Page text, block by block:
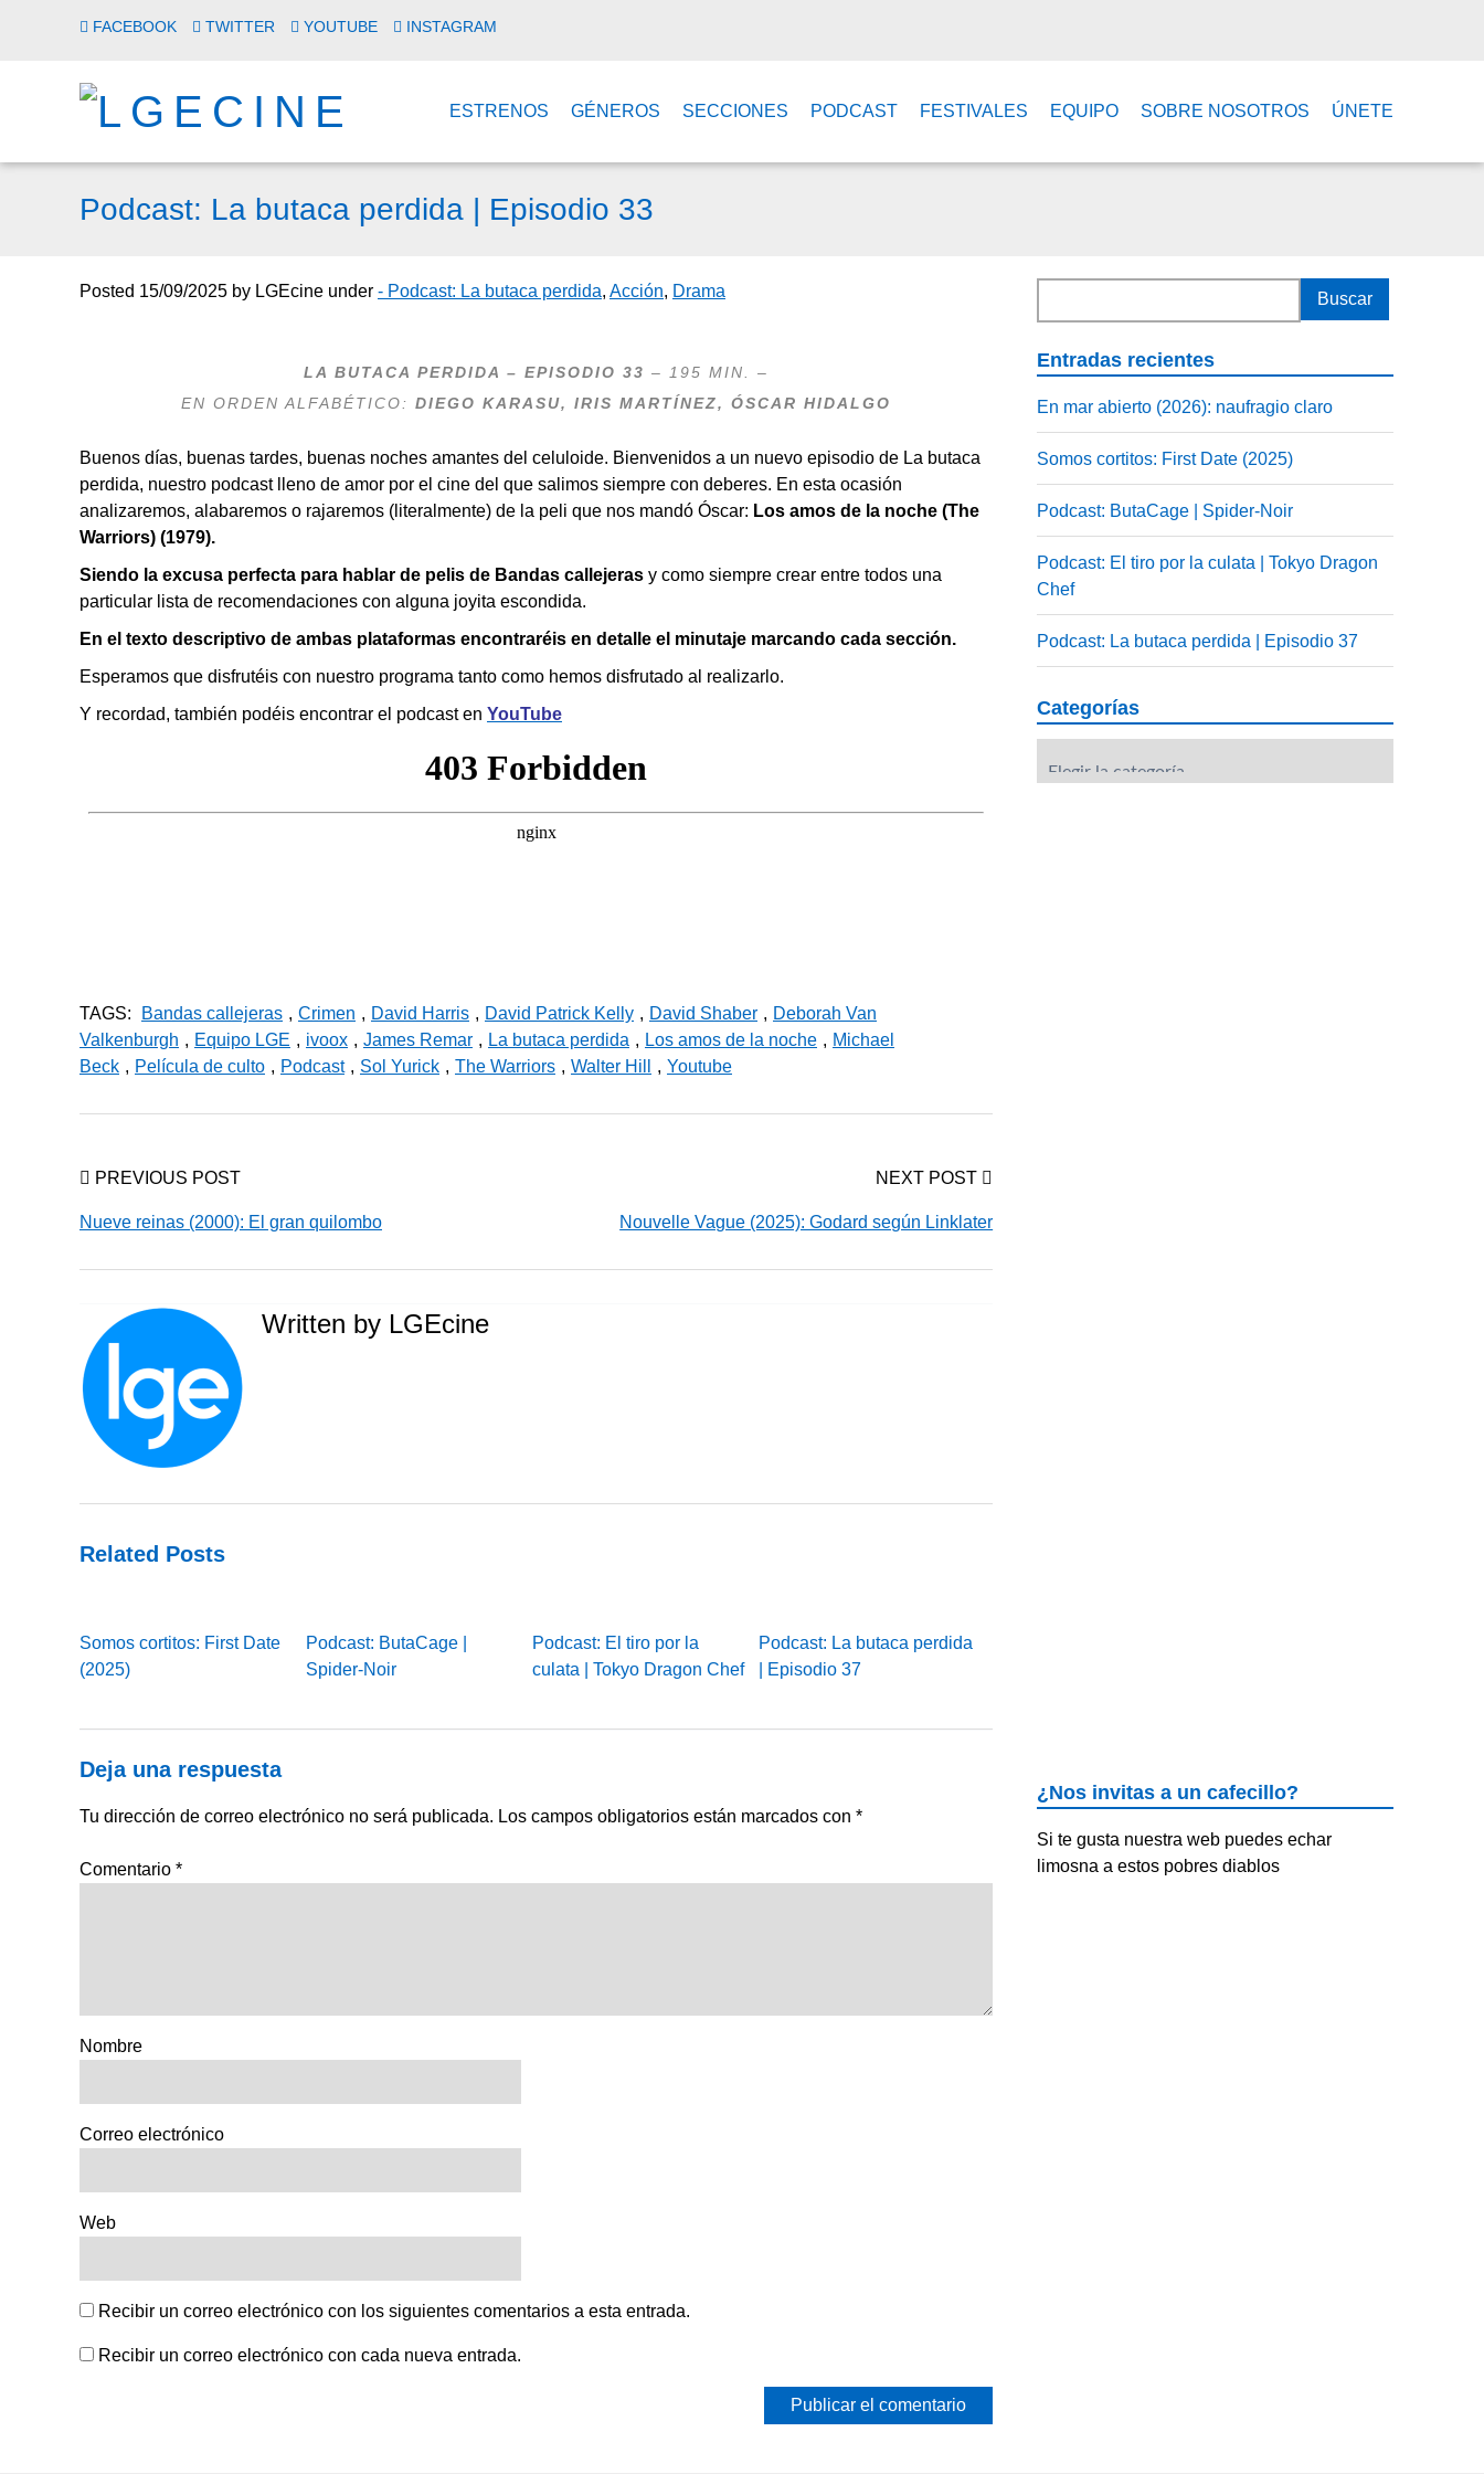
FACEBOOK TWITTER YOUTUBE INSTAGRAM
ESTRENOS GÉNEROS SECCIONES PODCAST FESTIVALES EQUIPO SOBRE NOSOTROS ÚNETE
Podcast: La butaca perdida | Episodio 33
Posted 15/09/2025 by LGEcine under - Podcast: La butaca perdida, Acción, Drama
LA BUTACA PERDIDA – EPISODIO 33– 195 MIN. –
EN ORDEN ALFABÉTICO:DIEGO KARASU, IRIS MARTÍNEZ,ÓSCAR HIDALGO
Buenos días, buenas tardes, buenas noches amantes del celuloide. Bienvenidos a un nuevo episodio de La butaca
perdida, nuestro podcast lleno de amor por el cine del que salimos siempre con deberes. En esta ocasión
analizaremos, alabaremos o rajaremos (literalmente) de la peli que nos mandó Óscar: Los amos de la noche (The
Warriors) (1979).
Siendo la excusa perfecta para hablar de pelis de Bandas callejeras y como siempre crear entre todos una
particular lista de recomendaciones con alguna joyita escondida.
En el texto descriptivo de ambas plataformas encontraréis en detalle el minutaje marcando cada sección.
Esperamos que disfrutéis con nuestro programa tanto como hemos disfrutado al realizarlo.
Y recordad, también podéis encontrar el podcast en YouTube
TAGS: Bandas callejeras , Crimen , David Harris , David Patrick Kelly , David Shaber , Deborah Van
Valkenburgh , Equipo LGE , ivoox , James Remar , La butaca perdida , Los amos de la noche , Michael
Beck , Película de culto , Podcast , Sol Yurick , The Warriors , Walter Hill , Youtube
PREVIOUS POST
Nueve reinas (2000): El gran quilombo
NEXT POST
Nouvelle Vague (2025): Godard según Linklater
Written by LGEcine
Related Posts
Somos cortitos: First Date
(2025)
Podcast: ButaCage |
Spider-Noir
Podcast: El tiro por la
culata | Tokyo Dragon Chef
Podcast: La butaca perdida
| Episodio 37
Deja una respuesta
Tu dirección de correo electrónico no será publicada. Los campos obligatorios están marcados con *
Comentario *
Nombre
Correo electrónico
Web
Recibir un correo electrónico con los siguientes comentarios a esta entrada.
Recibir un correo electrónico con cada nueva entrada.
Entradas recientes
En mar abierto (2026): naufragio claro
Somos cortitos: First Date (2025)
Podcast: ButaCage | Spider-Noir
Podcast: El tiro por la culata | Tokyo Dragon
Chef
Podcast: La butaca perdida | Episodio 37
Categorías
¿Nos invitas a un cafecillo?
Si te gusta nuestra web puedes echar
limosna a estos pobres diablos